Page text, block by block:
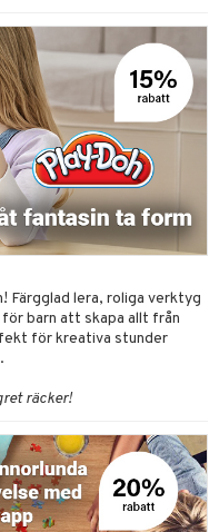
lera, roliga verktyg
barn att skapa allt från
för kreativa stunder
räcker!